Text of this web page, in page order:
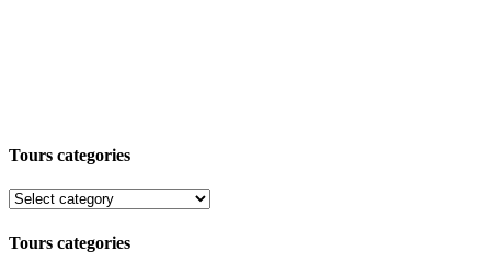
Tours categories
Tours categories